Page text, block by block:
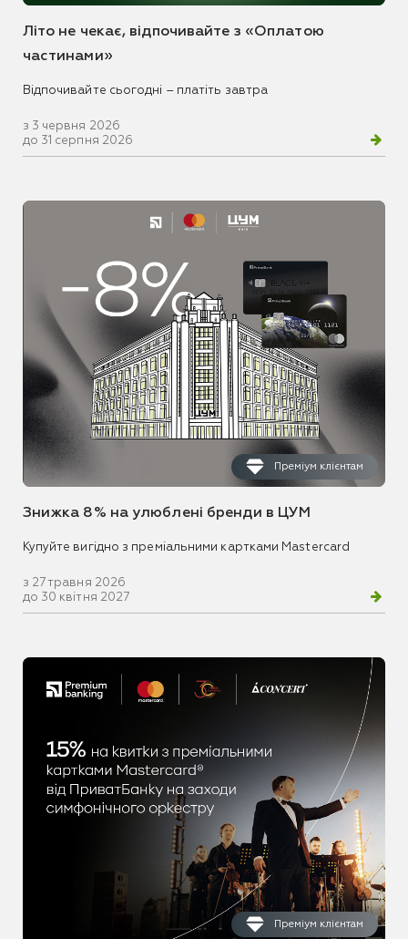
Літо не чекає, відпочивайте з «Оплатою
частинами»
Відпочивайте сьогодні – платіть завтра
з 3 червня 2026
до 31 серпня 2026
Преміум клієнтам
Знижка 8% на улюблені бренди в ЦУМ
Купуйте вигідно з преміальними картками Mastercard
з 27 травня 2026
до 30 квітня 2027
Преміум клієнтам